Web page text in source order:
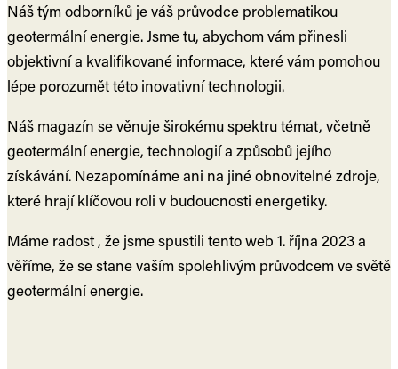
Náš tým odborníků je váš průvodce problematikou
geotermální energie. Jsme tu, abychom vám přinesli
objektivní a kvalifikované informace, které vám pomohou
lépe porozumět této inovativní technologii.
Náš magazín se věnuje širokému spektru témat, včetně
geotermální energie, technologií a způsobů jejího
získávání. Nezapomínáme ani na jiné obnovitelné zdroje,
které hrají klíčovou roli v budoucnosti energetiky.
Máme radost , že jsme spustili tento web 1. října 2023 a
věříme, že se stane vaším spolehlivým průvodcem ve světě
geotermální energie.